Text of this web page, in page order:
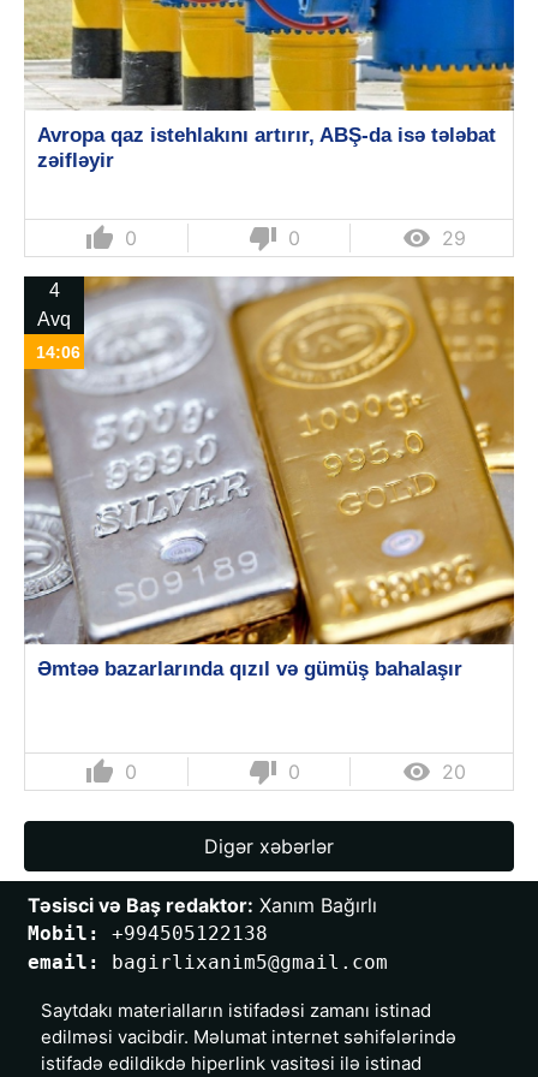
Avropa qaz istehlakını artırır, ABŞ-da isə tələbat
zəifləyir
thumb_up 0 thumb_down 0  29
4
Avq
14:06
Əmtəə bazarlarında qızıl və gümüş bahalaşır
thumb_up 0 thumb_down 0  20
Digər xəbərlər
Təsisci və Baş redaktor: Xanım Bağırlı
Mobil: +994505122138
email:
bagirlixanim5@gmail.com
Saytdakı materialların istifadəsi zamanı istinad
edilməsi vacibdir. Məlumat internet səhifələrində
istifadə edildikdə hiperlink vasitəsi ilə istinad